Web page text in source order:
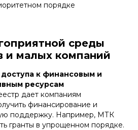
порядке
среды
и малых компаний
к финансовым и
ресурсам
дает компаниям
финансирование и
поддержку. Например, МТК
гранты в упрощенном порядке.